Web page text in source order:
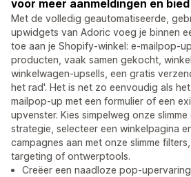
voor meer aanmeldingen en
Met de volledig geautomatiseerde,
upwidgets van Adoric voeg je binnen
toe aan je Shopify-winkel: e-mailpop-
producten, vaak samen gekocht,
winkelwagen-upsells, een gratis
het rad'. Het is net zo eenvoudig als
mailpop-up met een formulier of een
upvenster. Kies simpelweg onze
strategie, selecteer een winkelpagina
campagnes aan met onze slimme
targeting of ontwerptools.
Creëer een naadloze pop-